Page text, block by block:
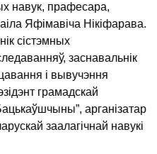
навук, прафесара,
Яфімавіча Нікіфарава.
сістэмных
заснавальнік
і вывучэння
грамадскай
арганізатар
заалагічнай навукі